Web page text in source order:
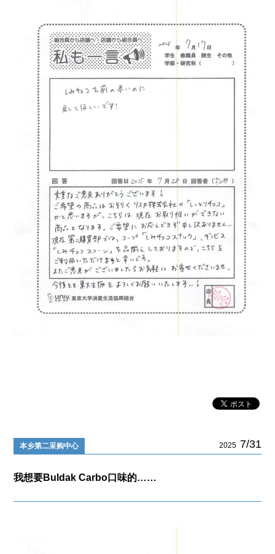
本乡第二采购中心 2025 7/31
我想要Buldak Carbo口味的……